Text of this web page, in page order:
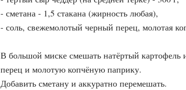
- сметана - 1,5 стакана (жирность любая),
- соль, свежемолотый черный перец, молотая
В большой миске смешать натёртый
перец и молотую копчёную паприку.
Добавить сметану и аккуратно перемешать.